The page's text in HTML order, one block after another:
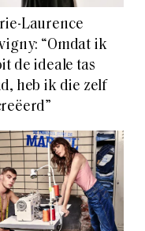
Laurence
“Omdat ik
de ideale tas
heb ik die zelf